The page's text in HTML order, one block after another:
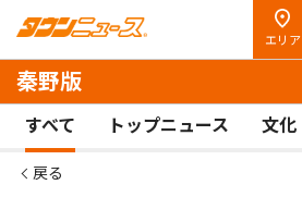
エリア
秦野版
すべて トップニュース 文化
戻る